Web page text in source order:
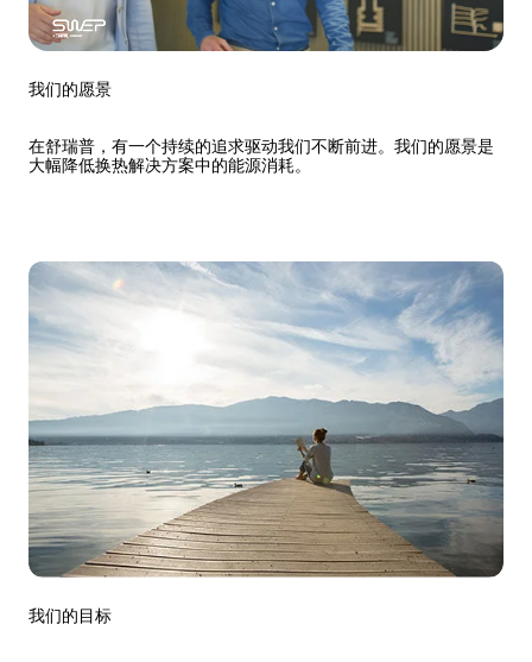
我们的愿景
在舒瑞普，有一个持续的追求驱动我们不断前进。我们的愿景是
大幅降低换热解决方案中的能源消耗。
我们的目标